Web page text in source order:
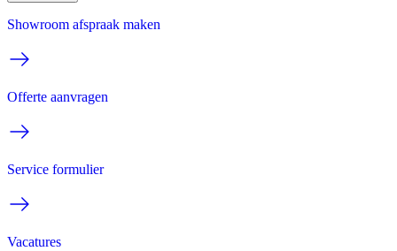
Showroom afspraak maken
Offerte aanvragen
Service formulier
Vacatures